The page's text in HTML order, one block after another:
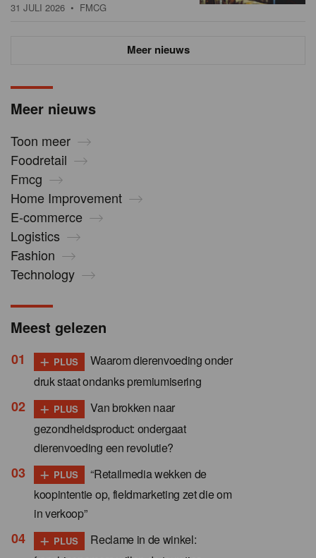
Meer nieuws
Toon meer
Foodretail
Fmcg
Home Improvement
E-commerce
Logistics
Fashion
Technology
31 JULI 2026 • FMCG
Meer nieuws
Meest gelezen
+ PLUS
Waarom dierenvoeding onder
druk staat ondanks premiumisering
+ PLUS
Van brokken naar
gezondheidsproduct: ondergaat
dierenvoeding een revolutie?
+ PLUS
“Retailmedia wekken de
koopintentie op, fieldmarketing zet die om
in verkoop”
+ PLUS
Reclame in de winkel: